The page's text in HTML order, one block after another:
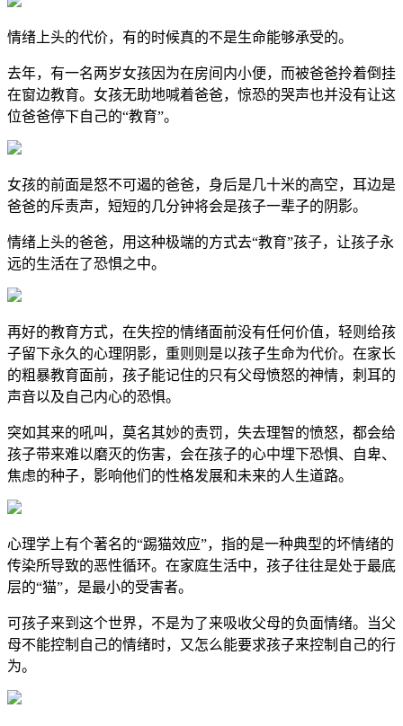
情绪上头的代价，有的时候真的不是生命能够承受的。
去年，有一名两岁女孩因为在房间内小便，而被爸爸拎着倒挂
在窗边教育。女孩无助地喊着爸爸，惊恐的哭声也并没有让这
位爸爸停下自己的“教育”。
女孩的前面是怒不可遏的爸爸，身后是几十米的高空，耳边是
爸爸的斥责声，短短的几分钟将会是孩子一辈子的阴影。
情绪上头的爸爸，用这种极端的方式去“教育”孩子，让孩子永
远的生活在了恐惧之中。
再好的教育方式，在失控的情绪面前没有任何价值，轻则给孩
子留下永久的心理阴影，重则则是以孩子生命为代价。在家长
的粗暴教育面前，孩子能记住的只有父母愤怒的神情，刺耳的
声音以及自己内心的恐惧。
突如其来的吼叫，莫名其妙的责罚，失去理智的愤怒，都会给
孩子带来难以磨灭的伤害，会在孩子的心中埋下恐惧、自卑、
焦虑的种子，影响他们的性格发展和未来的人生道路。
心理学上有个著名的“踢猫效应”，指的是一种典型的坏情绪的
传染所导致的恶性循环。在家庭生活中，孩子往往是处于最底
层的“猫”，是最小的受害者。
可孩子来到这个世界，不是为了来吸收父母的负面情绪。当父
母不能控制自己的情绪时，又怎么能要求孩子来控制自己的行
为。